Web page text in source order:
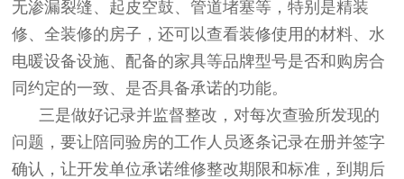
无渗漏裂缝、起皮空鼓、管道堵塞等，特别是精装
修、全装修的房子，还可以查看装修使用的材料、水
电暖设备设施、配备的家具等品牌型号是否和购房合
同约定的一致、是否具备承诺的功能。
三是做好记录并监督整改，对每次查验所发现的
问题，要让陪同验房的工作人员逐条记录在册并签字
确认，让开发单位承诺维修整改期限和标准，到期后